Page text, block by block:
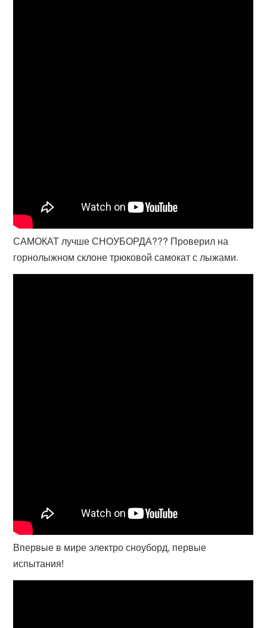
САМОКАТ лучше СНОУБОРДА??? Проверил на
горнолыжном склоне трюковой самокат с лыжами.
Впервые в мире электро сноуборд, первые
испытания!